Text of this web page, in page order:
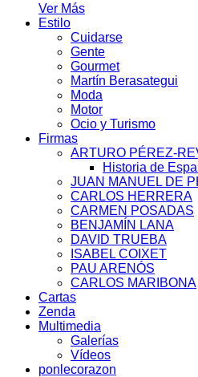
Ver Más
Estilo
Cuidarse
Gente
Gourmet
Martín Berasategui
Moda
Motor
Ocio y Turismo
Firmas
ARTURO PÉREZ-
Historia de
JUAN MANUEL DE
CARLOS HERRERA
CARMEN POSADAS
BENJAMÍN LANA
DAVID TRUEBA
ISABEL COIXET
PAU ARENÓS
CARLOS MARIBONA
Cartas
Zenda
Multimedia
Galerías
Vídeos
ponlecorazon